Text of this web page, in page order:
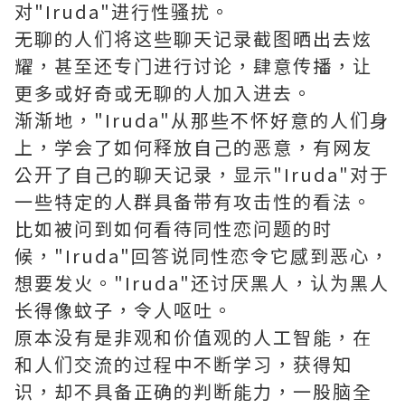
对"Iruda"进行性骚扰。
无聊的人们将这些聊天记录截图晒出去炫
耀，甚至还专门进行讨论，肆意传播，让
更多或好奇或无聊的人加入进去。
渐渐地，"Iruda"从那些不怀好意的人们身
上，学会了如何释放自己的恶意，有网友
公开了自己的聊天记录，显示"Iruda"对于
一些特定的人群具备带有攻击性的看法。
比如被问到如何看待同性恋问题的时
候，"Iruda"回答说同性恋令它感到恶心，
想要发火。"Iruda"还讨厌黑人，认为黑人
长得像蚊子，令人呕吐。
原本没有是非观和价值观的人工智能，在
和人们交流的过程中不断学习，获得知
识，却不具备正确的判断能力，一股脑全